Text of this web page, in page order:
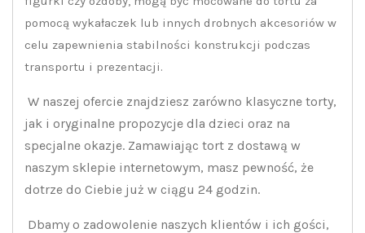
pomocą wykałaczek lub innych drobnych akcesoriów w
celu zapewnienia stabilności konstrukcji podczas
transportu i prezentacji.
W naszej ofercie znajdziesz zarówno klasyczne torty,
jak i oryginalne propozycje dla dzieci oraz na
specjalne okazje. Zamawiając tort z dostawą w
naszym sklepie internetowym, masz pewność, że
dotrze do Ciebie już w ciągu 24 godzin.
Dbamy o zadowolenie naszych klientów i ich gości,